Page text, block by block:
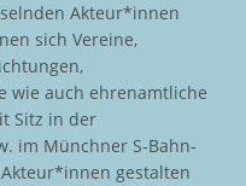
Akteur*innen
sich Vereine,
wie auch ehrenamtliche
Sitz in der
im Münchner S-Bahn-
gestalten